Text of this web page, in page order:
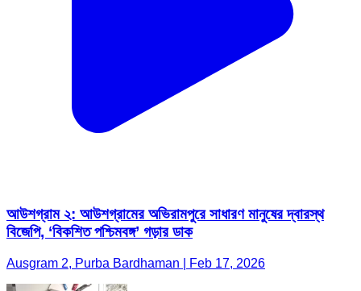
আউশগ্রাম ২: আউশগ্রামের অভিরামপুরে সাধারণ মানুষের দ্বারস্থ
বিজেপি, ‘বিকশিত পশ্চিমবঙ্গ’ গড়ার ডাক
Ausgram 2, Purba Bardhaman | Feb 17, 2026